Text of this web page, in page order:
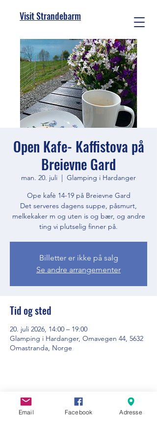
Visit Strandebarm
Open Kafe- Kaffistova på
Breievne Gard
man. 20. juli
  |
Glamping i Hardanger
Ope kafè 14-19 på Breievne Gard
Det serveres dagens suppe, påsmurt,
melkekaker m og uten is og bær, og andre
ting vi plutselig finner på.
Billetter er ikke på salg
Se andre arrangementer
Tid og sted
20. juli 2026, 14:00 – 19:00
Glamping i Hardanger, Omavegen 44, 5632
Omastranda, Norge
Del dette arrangementet
Email Facebook Adresse